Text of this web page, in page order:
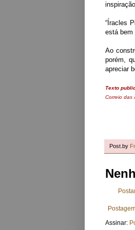
“Íracles
está bem
Ao
porém,
apreciar
Texto
Correio das
Post.by
Assinar: